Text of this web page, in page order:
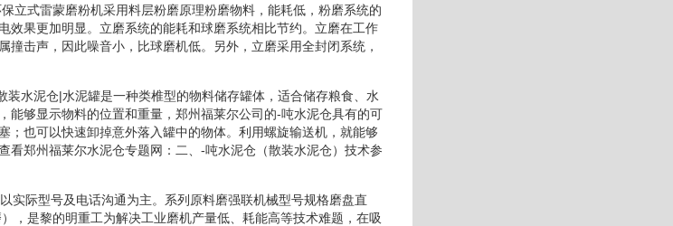
立式雷蒙磨粉机采用料层粉磨原理粉磨物料，能耗低，粉磨系统的
效果更加明显。立磨系统的能耗和球磨系统相比节约。立磨在工作
击声，因此噪音小，比球磨机低。另外，立磨采用全封闭系统，
水泥仓|水泥罐是一种类椎型的物料储存罐体，适合储存粮食、水
能够显示物料的位置和重量，郑州福莱尔公司的-吨水泥仓具有的可
；也可以快速卸掉意外落入罐中的物体。利用螺旋输送机，就能够
看郑州福莱尔水泥仓专题网：二、-吨水泥仓（散装水泥仓）技术参
实际型号及电话沟通为主。系列原料磨强联机械型号规格磨盘直
，是黎的明重工为解决工业磨机产量低、耗能高等技术难题，在吸